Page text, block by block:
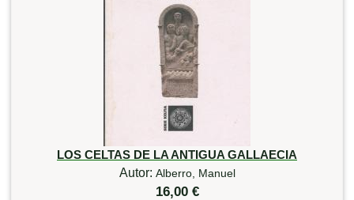
LOS CELTAS DE LA ANTIGUA GALLAECIA
Autor: Alberro, Manuel
16,00 €